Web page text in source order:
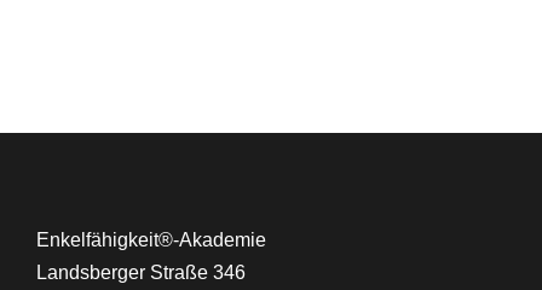
Enkelfähigkeit®-Akademie
Landsberger Straße 346